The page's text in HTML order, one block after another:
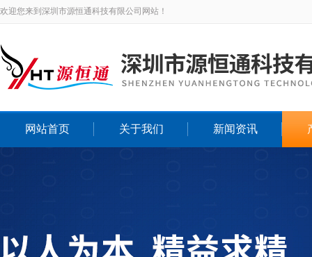
欢迎您来到深圳市源恒通科技有限公司网站！
网站首页 关于我们 新闻资讯